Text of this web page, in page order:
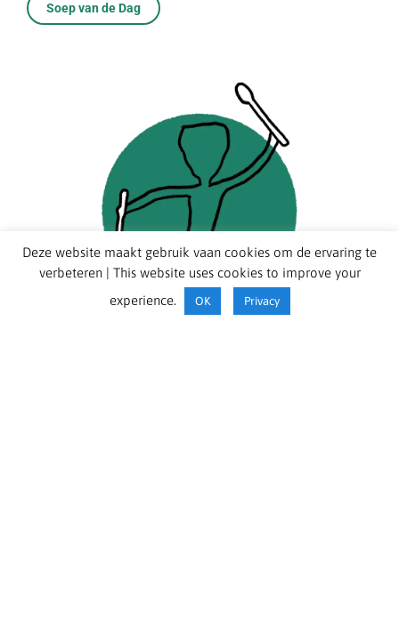
Soep van de Dag
Deze website maakt gebruik vaan cookies om de ervaring te
verbeteren | This website uses cookies to improve your
experience.
OK Privacy